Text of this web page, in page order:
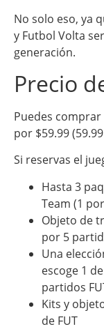
No solo eso, ya
y Futbol Volta
generación.
Precio
Puedes
por $59.99
Si reservas el
Hasta 3
Team (1
Objeto de
por 5
Una
escoge 1
partidos
Kits y
de FUT